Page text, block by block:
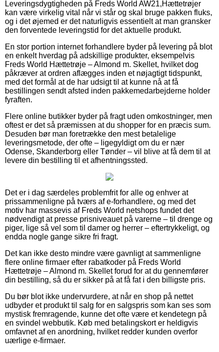
Leveringsdygtigheden på Freds World AW21,Hættetrøjer
kan være virkelig vital når vi står og skal bruge pakken fluks,
og i det øjemed er det naturligvis essentielt at man gransker
den forventede leveringstid for det aktuelle produkt.
En stor portion internet forhandlere byder på levering på blot
en enkelt hverdag på adskillige produkter, eksempelvis
Freds World Hættetrøje – Almond m. Skellet, hvilket dog
påkræver at ordren aflægges inden et nøjagtigt tidspunkt,
med det formål at de har udsigt til at kunne nå at få
bestillingen sendt afsted inden pakkemedarbejderne holder
fyraften.
Flere online butikker byder på fragt uden omkostninger, men
oftest er det så præmissen at du shopper for en præcis sum.
Desuden bør man foretrække den mest betalelige
leveringsmetode, der ofte – ligegyldigt om du er nær
Odense, Skanderborg eller Tønder – vil blive at få dem til at
levere din bestilling til et afhentningssted.
Det er i dag særdeles problemfrit for alle og enhver at
prissammenligne på tværs af e-forhandlere, og med det
motiv har massevis af Freds World netshops fundet det
nødvendigt at presse prisniveauet på varerne – til drenge og
piger, lige så vel som til damer og herrer – eftertrykkeligt, og
endda nogle gange sikre fri fragt.
Det kan ikke desto mindre være gavnligt at sammenligne
flere online firmaer efter rabatkoder på Freds World
Hættetrøje – Almond m. Skellet forud for at du gennemfører
din bestilling, så du er sikker på at få fat i den billigste pris.
Du bør blot ikke undervurdere, at når en shop på nettet
udbyder et produkt til salg for en salgspris som kan ses som
mystisk fremragende, kunne det ofte være et kendetegn på
en svindel webbutik. Køb med betalingskort er heldigvis
omfavnet af en anordning, hvilket redder kunden overfor
uærlige e-firmaer.